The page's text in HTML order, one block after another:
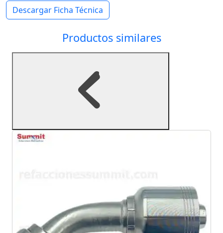
Descargar Ficha Técnica
Productos similares